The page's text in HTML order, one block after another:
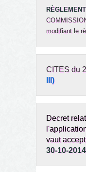
modifiant le
CITES du
III)
Decret
vaut
30-10-2014